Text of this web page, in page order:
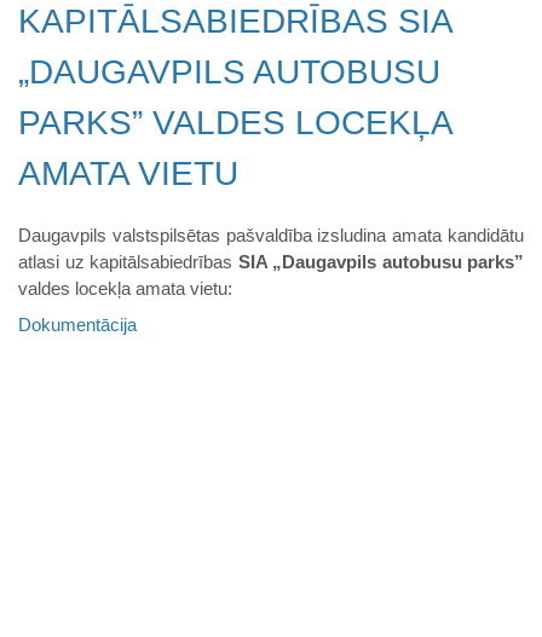
KAPITĀLSABIEDRĪBAS SIA
„DAUGAVPILS AUTOBUSU
PARKS” VALDES LOCEKĻA
AMATA VIETU
Daugavpils valstspilsētas pašvaldība izsludina amata kandidātu
atlasi uz kapitālsabiedrības SIA „Daugavpils autobusu parks”
valdes locekļa amata vietu:
Dokumentācija